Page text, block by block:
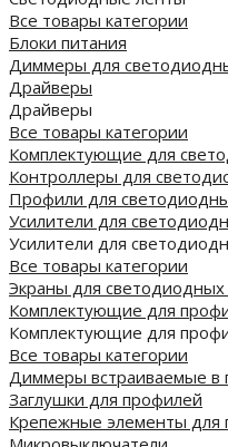
Все товары категории
Блоки питания
Диммеры для
Драйверы
Драйверы
Все товары категории
Комплектующие для
Контроллеры для
Профили для
Усилители для
Усилители для
Все товары категории
Экраны для светодиодных
Комплектующие для
Комплектующие для
Все товары категории
Диммеры встраиваемые в
Заглушки для профилей
Крепежные элементы для